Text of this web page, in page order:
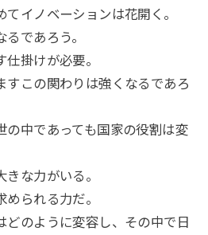
てイノベーション は花開く。
るであろう。
掛けが必要。
すこの関わりは強くなるであろ
の中であっても国家の役割は変
な力がいる。
められる力だ。
どのように変容し、その中で日